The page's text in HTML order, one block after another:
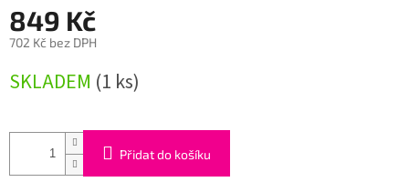
849 Kč
702 Kč bez DPH
cena:
SKLADEM (1 ks)
Přidat do košíku